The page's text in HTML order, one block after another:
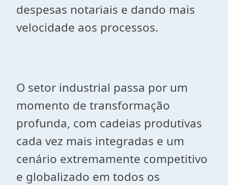
despesas notariais e dando mais
velocidade aos processos.
O setor industrial passa por um
momento de transformação
profunda, com cadeias produtivas
cada vez mais integradas e um
cenário extremamente competitivo
e globalizado em todos os